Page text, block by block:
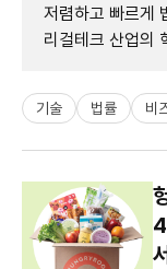
저렴하고 빠르게
리걸테크 산업의
기술 법률 비